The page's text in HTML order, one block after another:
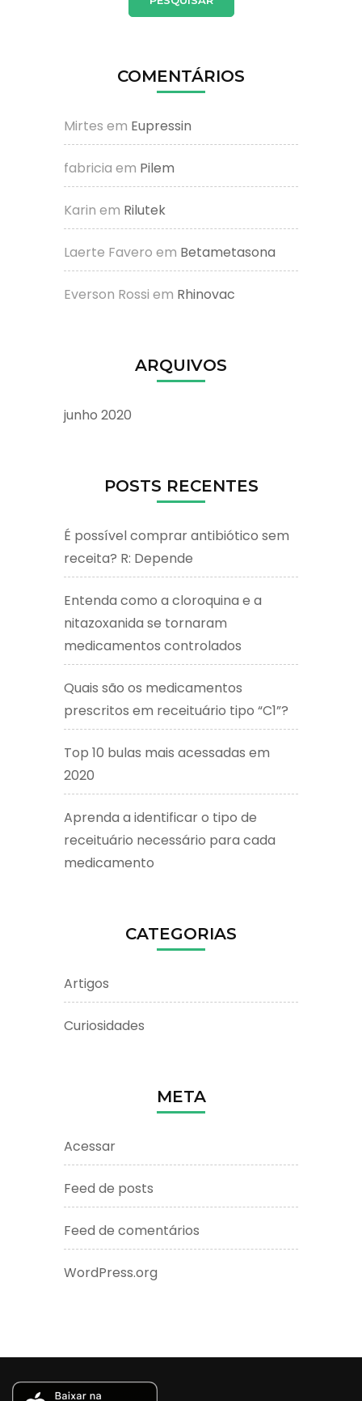
COMENTÁRIOS
Mirtes em Eupressin
fabricia em Pilem
Karin em Rilutek
Laerte Favero em Betametasona
Everson Rossi em Rhinovac
ARQUIVOS
junho 2020
POSTS RECENTES
É possível comprar antibiótico sem
receita? R: Depende
Entenda como a cloroquina e a
nitazoxanida se tornaram
medicamentos controlados
Quais são os medicamentos
prescritos em receituário tipo “C1”?
Top 10 bulas mais acessadas em
2020
Aprenda a identificar o tipo de
receituário necessário para cada
medicamento
CATEGORIAS
Artigos
Curiosidades
META
Acessar
Feed de posts
Feed de comentários
WordPress.org